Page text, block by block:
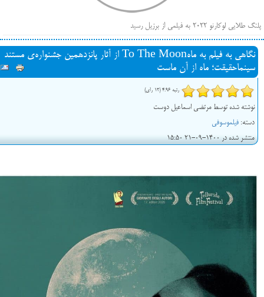
پلنگ طلایی لوکارنو ۲۰۲۲ به فیلمی از برزیل رسید
فهرست فیلم‌های بخش مسابقه جشنواره فیلم ونیز ۲۰۲۲ مشخص شد، سهم پررنگ ایرانی‌ها
بیرون راندن فیلم‌های منتسب به حامیان کرملین از جشنواره کن، راه برای مستقل‌ها باز است
نگاهی به فیلم به ماهTo The Moon از آثار پانزدهمین جشنواره‌ی مستند
سینما‌حقیقت؛ ماه از آن ماست
رتبه 4.96 (12 رای)
نوشته شده توسط مرتضی اسماعیل دوست
دسته: فیلموسوفی
منتشر شده در 1400-09-21 15:50